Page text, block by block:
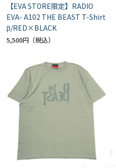
【EVA STORE限定】RADIO
EVA- A102 THE BEAST T-Shirt
β/RED×BLACK
5,500円